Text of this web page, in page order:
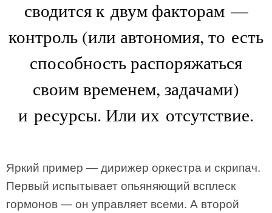
сводится к двум факторам —
контроль (или автономия, то есть
способность распоряжаться
своим временем, задачами)
и ресурсы. Или их отсутствие.
Яркий пример — дирижер оркестра и скрипач.
Первый испытывает опьяняющий всплеск
гормонов — он управляет всеми. А второй